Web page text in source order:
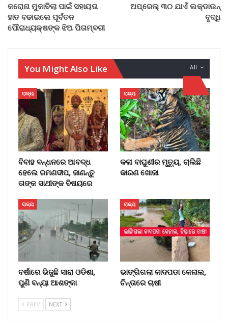
କରୋନା ମୁକାବିଲା ପାଇଁ ସହାୟତା
ହାତ ବଢାଇଲେ ପୂର୍ବତନ
ପୌରାଧ୍ୟକ୍ଷଙ୍କ ଝିଅ ପିତାମ୍ବରୀ
ଅପ୍ରେଲ୍ ୩୦ ଯାଏଁ ଲକ୍‌ଡାଉନ୍
ବୃଦ୍ଧି
All
You Might Also Like
ରାଜ୍ୟ
ବିବାହ ବନ୍ଧନରେ ଆବଦ୍ଧ
ହେଲେ ରମଣଦୀପ, ଜାଣନ୍ତୁ
ତାଙ୍କ ସାଥୀଙ୍କ ବିଷୟରେ
ରାଜ୍ୟ
କଳା ବାଘୁଣୀର ମୃତ୍ୟୁ, ଚାଲିଛି
କାରଣ ଖୋଜା
ରାଜ୍ୟ
ବର୍ଷାରେ ଭିଜୁଛି ସାରା ଓଡିଶା,
ପୁଣି ବନ୍ୟା ଆଶଙ୍କା
ରାଜ୍ୟ
ଭାଙ୍ଗିଗଲା କାଦପଡା କେନାଲ,
ଚିନ୍ତାରେ ଚାଷୀ
PREV NEXT